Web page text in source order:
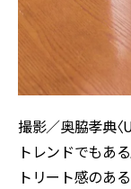
撮影／奥脇孝典〈
トレンドでもあ
トリート感のあ